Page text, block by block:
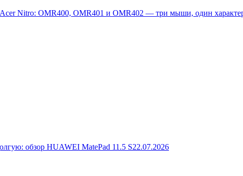
Nitro: OMR400, OMR401 и OMR402 — три мыши, один
обзор HUAWEI MatePad 11.5 S22.07.2026